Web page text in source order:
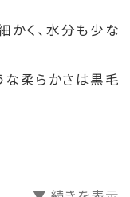
かく、水分も少な
な柔らかさは黒毛